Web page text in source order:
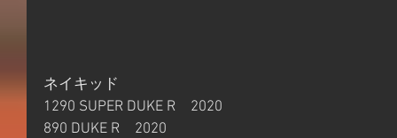
ネイキッド
1290 SUPER DUKE R　2020
890 DUKE R　2020